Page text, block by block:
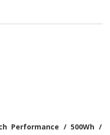
Performance / 500Wh /